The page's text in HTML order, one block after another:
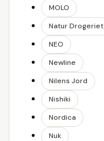
MOLO
Natur Drogeriet
NEO
Newline
Nilens Jord
Nishiki
Nordica
Nuk